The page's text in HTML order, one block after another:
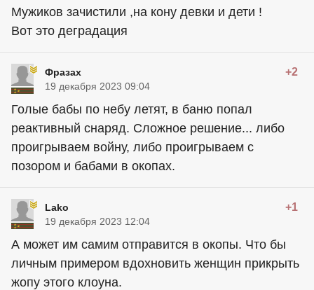
Мужиков зачистили ,на кону девки и дети !
Вот это деградация
Фразах +2
19 декабря 2023 09:04
Голые бабы по небу летят, в баню попал
реактивный снаряд. Сложное решение... либо
проигрываем войну, либо проигрываем с
позором и бабами в окопах.
Lako +1
19 декабря 2023 12:04
А может им самим отправится в окопы. Что бы
личным примером вдохновить женщин прикрыть
жопу этого клоуна.